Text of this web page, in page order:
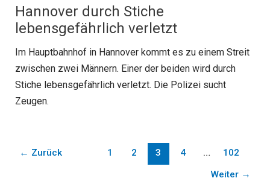
Hannover durch Stiche
lebensgefährlich verletzt
Im Hauptbahnhof in Hannover kommt es zu einem Streit
zwischen zwei Männern. Einer der beiden wird durch
Stiche lebensgefährlich verletzt. Die Polizei sucht
Zeugen.
← Zurück 1 2 3 4 … 102
Weiter →